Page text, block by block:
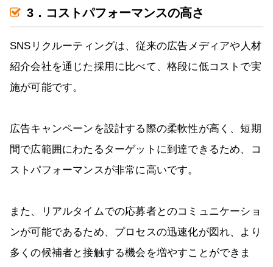
3．コストパフォーマンスの高さ
SNSリクルーティングは、従来の広告メディアや人材
紹介会社を通じた採用に比べて、格段に低コストで実
施が可能です。
広告キャンペーンを設計する際の柔軟性が高く、短期
間で広範囲にわたるターゲットに到達できるため、コ
ストパフォーマンスが非常に高いです。
また、リアルタイムでの応募者とのコミュニケーショ
ンが可能であるため、プロセスの迅速化が図れ、より
多くの候補者と接触する機会を増やすことができま